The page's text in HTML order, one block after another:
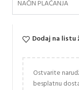
NAČIN PLAĆANJA
Dodaj na listu
Ostvarite
besplatnu